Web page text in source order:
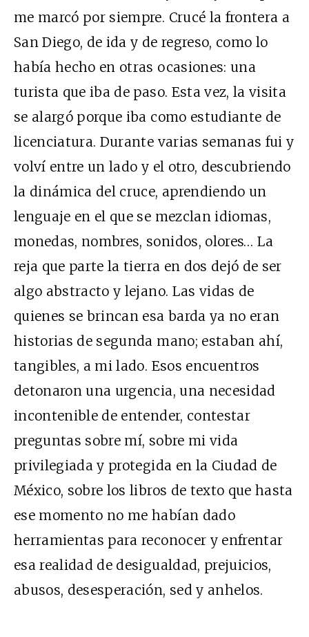
me marcó por siempre. Crucé la frontera a
San Diego, de ida y de regreso, como lo
había hecho en otras ocasiones: una
turista que iba de paso. Esta vez, la visita
se alargó porque iba como estudiante de
licenciatura. Durante varias semanas fui y
volví entre un lado y el otro, descubriendo
la dinámica del cruce, aprendiendo un
lenguaje en el que se mezclan idiomas,
monedas, nombres, sonidos, olores… La
reja que parte la tierra en dos dejó de ser
algo abstracto y lejano. Las vidas de
quienes se brincan esa barda ya no eran
historias de segunda mano; estaban ahí,
tangibles, a mi lado. Esos encuentros
detonaron una urgencia, una necesidad
incontenible de entender, contestar
preguntas sobre mí, sobre mi vida
privilegiada y protegida en la Ciudad de
México, sobre los libros de texto que hasta
ese momento no me habían dado
herramientas para reconocer y enfrentar
esa realidad de desigualdad, prejuicios,
abusos, desesperación, sed y anhelos.